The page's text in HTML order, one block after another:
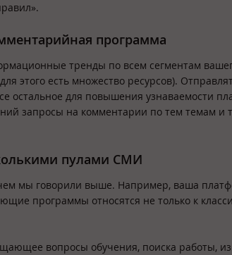
программа
тренды по всем сегментам
этого есть множество ресурсов).
остальное для повышения узнаваемости
запросы на комментарии по тем темам
пулами СМИ
мы говорили выше. Например, ваша
программы относятся не только к
вопросы обучения, поиска работы,